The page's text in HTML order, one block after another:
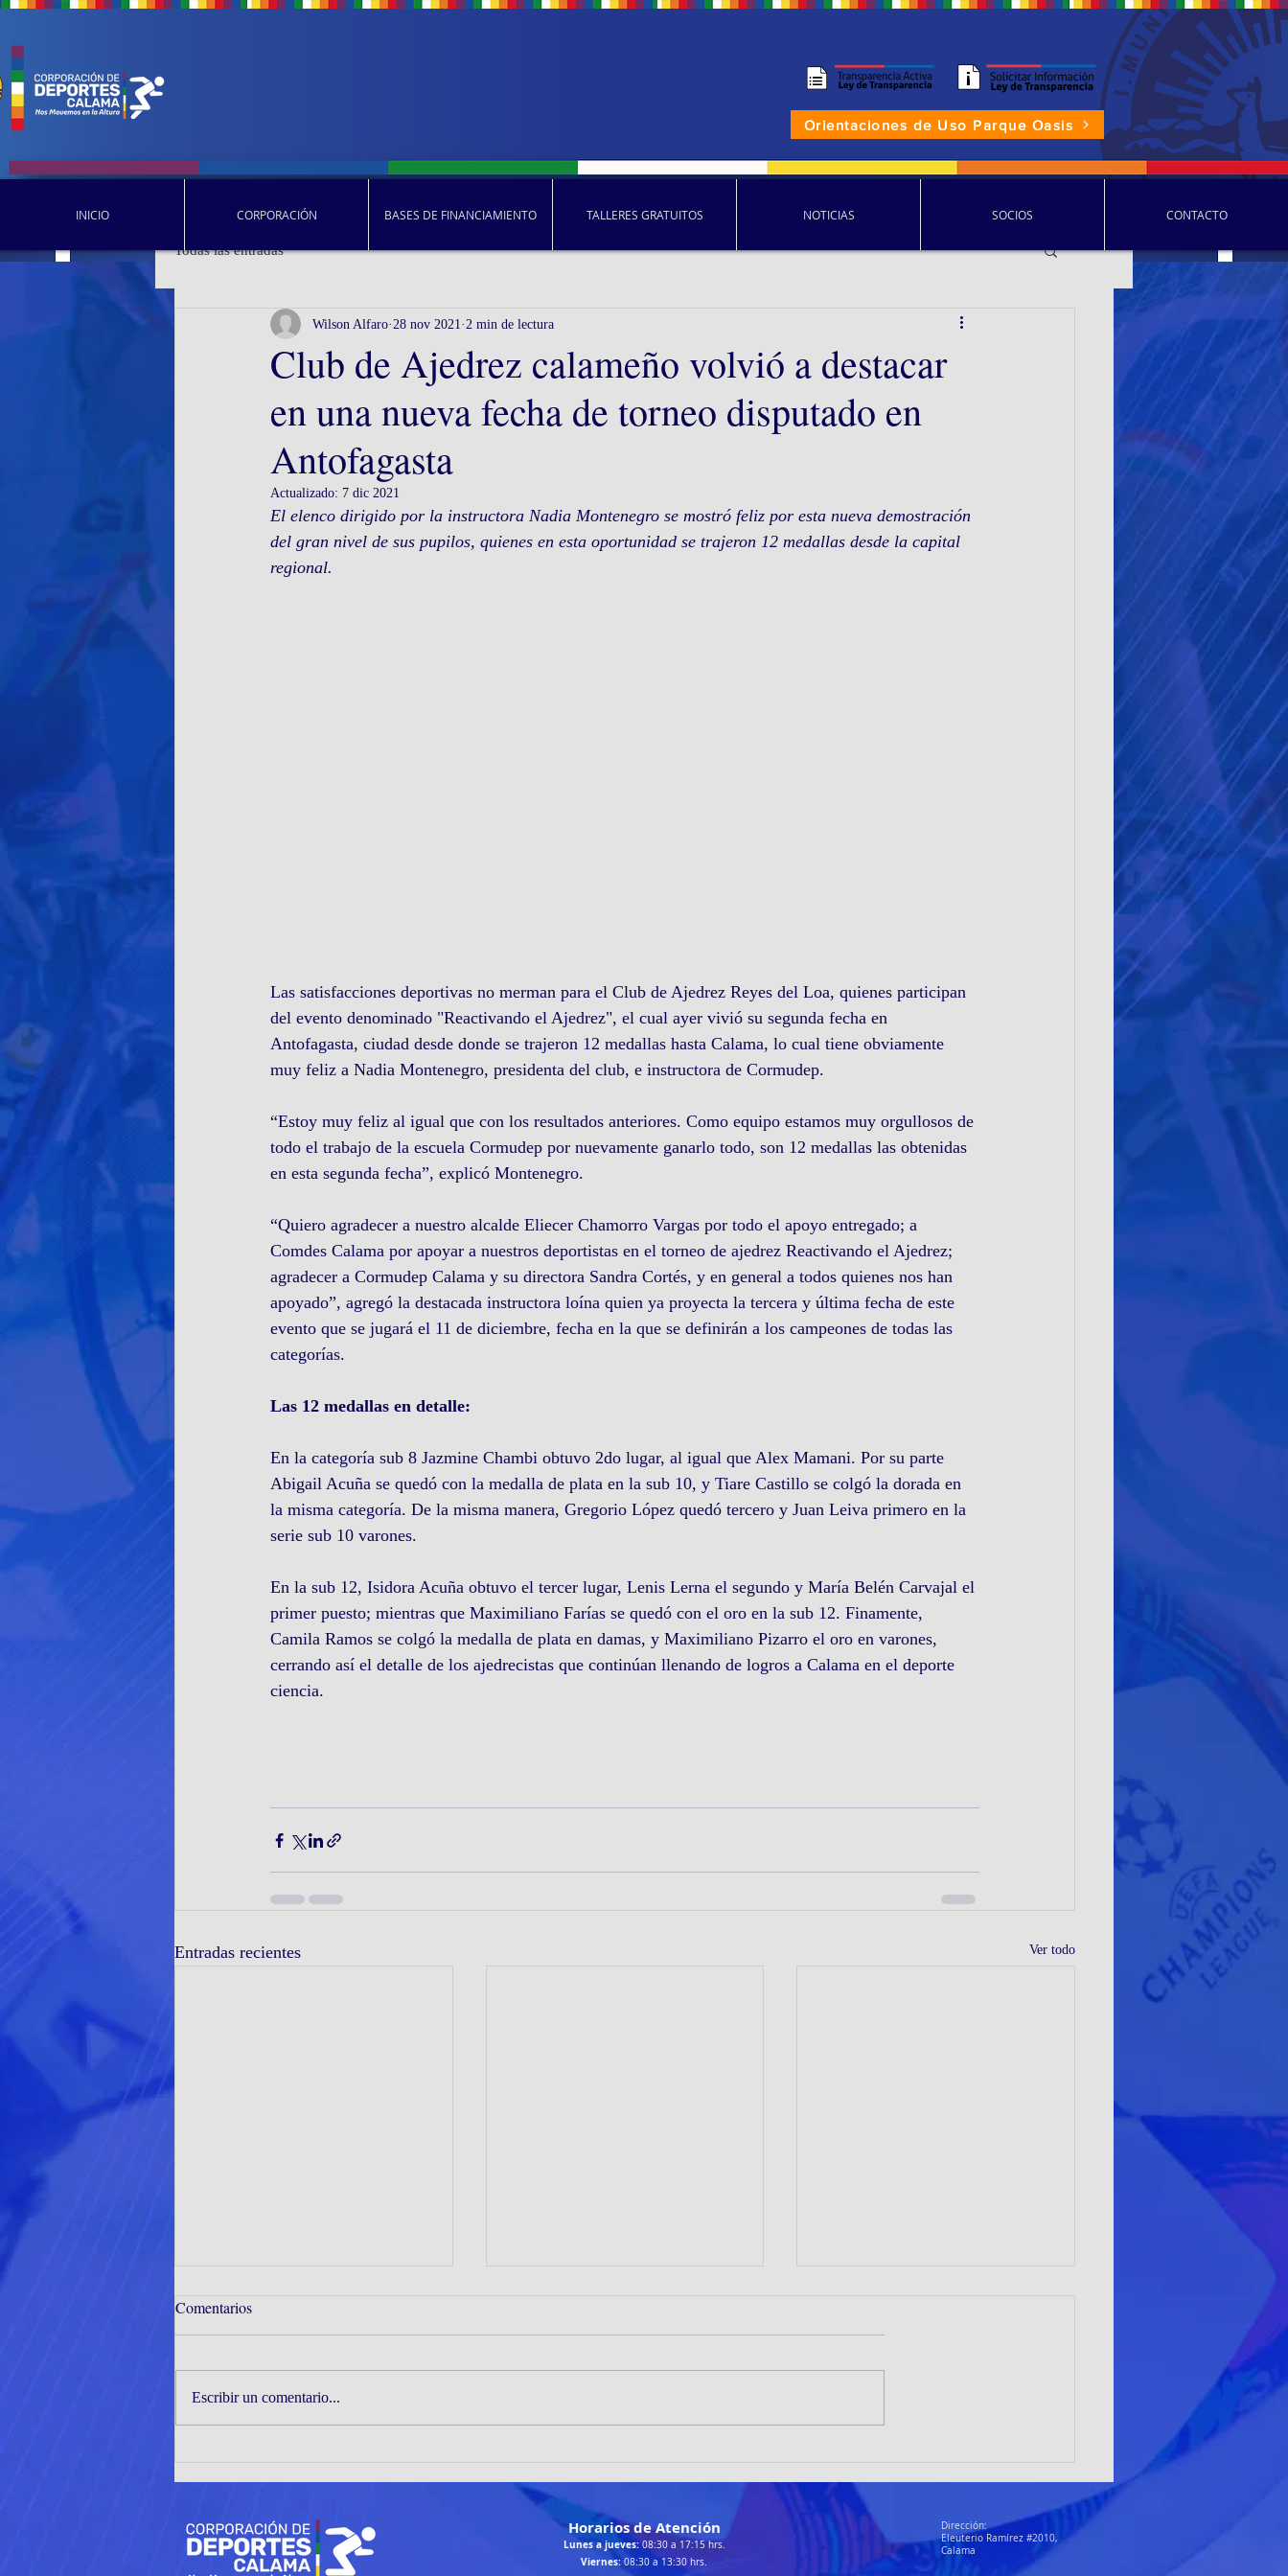
Orientaciones de Uso Parque Oasis
Todas las entradas
Club de Ajedrez calameño volvió a destacar
en una nueva fecha de torneo disputado en
Antofagasta
Wilson Alfaro 28 nov 2021 2 min de lectura
Actualizado: 7 dic 2021
El elenco dirigido por la instructora Nadia Montenegro se mostró feliz por esta nueva demostración
del gran nivel de sus pupilos, quienes en esta oportunidad se trajeron 12 medallas desde la capital
regional.
Las satisfacciones deportivas no merman para el Club de Ajedrez Reyes del Loa, quienes participan
del evento denominado "Reactivando el Ajedrez", el cual ayer vivió su segunda fecha en
Antofagasta, ciudad desde donde se trajeron 12 medallas hasta Calama, lo cual tiene obviamente
muy feliz a Nadia Montenegro, presidenta del club, e instructora de Cormudep.
“Estoy muy feliz al igual que con los resultados anteriores. Como equipo estamos muy orgullosos de
todo el trabajo de la escuela Cormudep por nuevamente ganarlo todo, son 12 medallas las obtenidas
en esta segunda fecha”, explicó Montenegro.
“Quiero agradecer a nuestro alcalde Eliecer Chamorro Vargas por todo el apoyo entregado; a
Comdes Calama por apoyar a nuestros deportistas en el torneo de ajedrez Reactivando el Ajedrez;
agradecer a Cormudep Calama y su directora Sandra Cortés, y en general a todos quienes nos han
apoyado”, agregó la destacada instructora loína quien ya proyecta la tercera y última fecha de este
evento que se jugará el 11 de diciembre, fecha en la que se definirán a los campeones de todas las
categorías.
Las 12 medallas en detalle:
En la categoría sub 8 Jazmine Chambi obtuvo 2do lugar, al igual que Alex Mamani. Por su parte
Abigail Acuña se quedó con la medalla de plata en la sub 10, y Tiare Castillo se colgó la dorada en
la misma categoría. De la misma manera, Gregorio López quedó tercero y Juan Leiva primero en la
serie sub 10 varones.
En la sub 12, Isidora Acuña obtuvo el tercer lugar, Lenis Lerna el segundo y María Belén Carvajal el
primer puesto; mientras que Maximiliano Farías se quedó con el oro en la sub 12. Finamente,
Camila Ramos se colgó la medalla de plata en damas, y Maximiliano Pizarro el oro en varones,
cerrando así el detalle de los ajedrecistas que continúan llenando de logros a Calama en el deporte
ciencia.
Entradas recientes Ver todo
CORMUDEP DESTACAN EN
Y 2
DESTACAN EN LA RUTA
CHANGA 2026 DE TALTAL
brillan en Vallenar y proyectan a
Calama como sede nacional
Comentarios
Escribir un comentario...
INICIO CORPORACIÓN BASES DE FINANCIAMIENTO TALLERES GRATUITOS NOTICIAS SOCIOS CONTACTO
Horarios de Atención
Lunes a jueves:08:30 a 17:15 hrs.
Viernes: 08:30 a 13:30 hrs.
Dirección:
Eleuterio Ramírez #2010,
Calama